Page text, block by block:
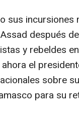
sus
después
y rebeldes
el
sobre
para su